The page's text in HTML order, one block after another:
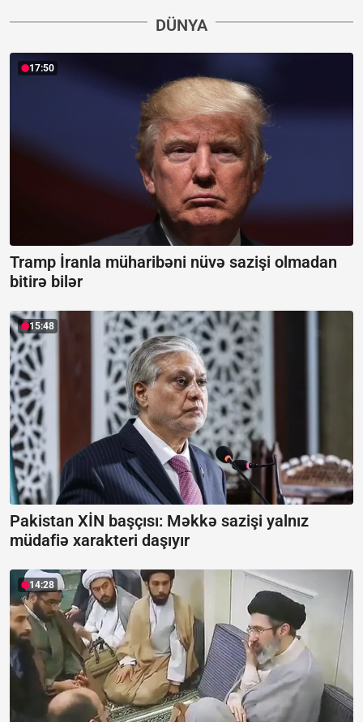
DÜNYA
17:50
Tramp İranla müharibəni nüvə sazişi olmadan
bitirə bilər
15:48
Pakistan XİN başçısı: Məkkə sazişi yalnız
müdafiə xarakteri daşıyır
14:28